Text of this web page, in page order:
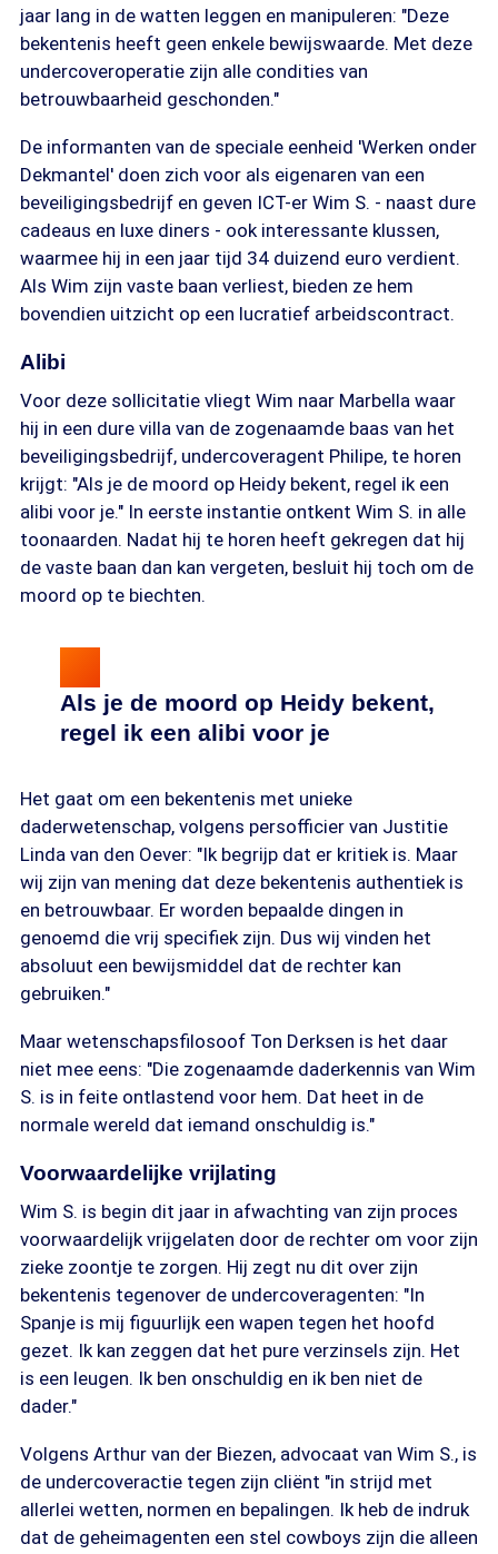
jaar lang in de watten leggen en manipuleren: "Deze
bekentenis heeft geen enkele bewijswaarde. Met deze
undercoveroperatie zijn alle condities van
betrouwbaarheid geschonden."
De informanten van de speciale eenheid 'Werken onder
Dekmantel' doen zich voor als eigenaren van een
beveiligingsbedrijf en geven ICT-er Wim S. - naast dure
cadeaus en luxe diners - ook interessante klussen,
waarmee hij in een jaar tijd 34 duizend euro verdient.
Als Wim zijn vaste baan verliest, bieden ze hem
bovendien uitzicht op een lucratief arbeidscontract.
Alibi
Voor deze sollicitatie vliegt Wim naar Marbella waar
hij in een dure villa van de zogenaamde baas van het
beveiligingsbedrijf, undercoveragent Philipe, te horen
krijgt: "Als je de moord op Heidy bekent, regel ik een
alibi voor je." In eerste instantie ontkent Wim S. in alle
toonaarden. Nadat hij te horen heeft gekregen dat hij
de vaste baan dan kan vergeten, besluit hij toch om de
moord op te biechten.
Als je de moord op Heidy bekent,
regel ik een alibi voor je
Het gaat om een bekentenis met unieke
daderwetenschap, volgens persofficier van Justitie
Linda van den Oever: "Ik begrijp dat er kritiek is. Maar
wij zijn van mening dat deze bekentenis authentiek is
en betrouwbaar. Er worden bepaalde dingen in
genoemd die vrij specifiek zijn. Dus wij vinden het
absoluut een bewijsmiddel dat de rechter kan
gebruiken."
Maar wetenschapsfilosoof Ton Derksen is het daar
niet mee eens: "Die zogenaamde daderkennis van Wim
S. is in feite ontlastend voor hem. Dat heet in de
normale wereld dat iemand onschuldig is."
Voorwaardelijke vrijlating
Wim S. is begin dit jaar in afwachting van zijn proces
voorwaardelijk vrijgelaten door de rechter om voor zijn
zieke zoontje te zorgen. Hij zegt nu dit over zijn
bekentenis tegenover de undercoveragenten: "In
Spanje is mij figuurlijk een wapen tegen het hoofd
gezet. Ik kan zeggen dat het pure verzinsels zijn. Het
is een leugen. Ik ben onschuldig en ik ben niet de
dader."
Volgens Arthur van der Biezen, advocaat van Wim S., is
de undercoveractie tegen zijn cliënt "in strijd met
allerlei wetten, normen en bepalingen. Ik heb de indruk
dat de geheimagenten een stel cowboys zijn die alleen